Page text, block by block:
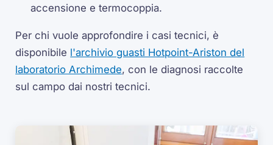
accensione e termocoppia.
Per chi vuole approfondire i casi tecnici, è
disponibile l'archivio guasti Hotpoint-Ariston del
laboratorio Archimede, con le diagnosi raccolte
sul campo dai nostri tecnici.